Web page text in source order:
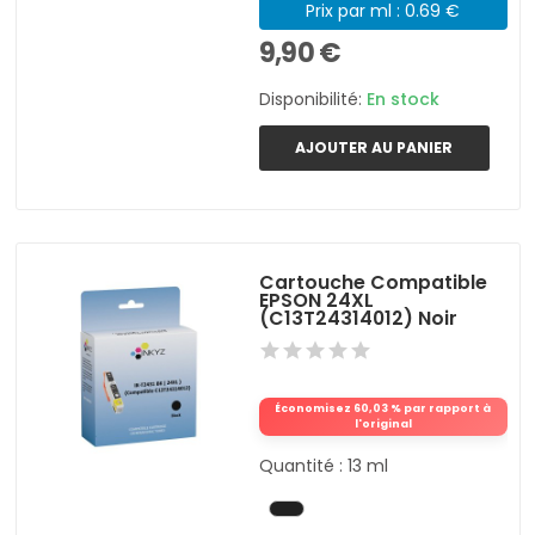
Prix par ml : 0.69 €
9,90 €
Disponibilité: En stock
AJOUTER AU PANIER
Cartouche Compatible
EPSON 24XL
(C13T24314012) Noir
Économisez 60,03 % par rapport à
l'original
Quantité : 13 ml